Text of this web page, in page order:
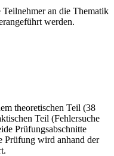
an die Thematik
werden.
theoretischen Teil (38
Teil (Fehlersuche
Prüfungsabschnitte
Prüfung wird anhand der